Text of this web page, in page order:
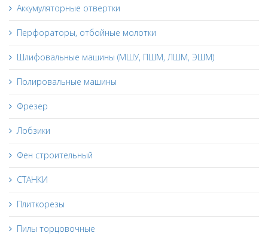
Аккумуляторные отвертки
Перфораторы, отбойные молотки
Шлифовальные машины (МШУ, ПШМ, ЛШМ, ЭШМ)
Полировальные машины
Фрезер
Лобзики
Фен строительный
СТАНКИ
Плиткорезы
Пилы торцовочные